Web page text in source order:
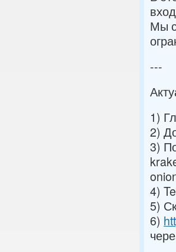
Мы
---
1)
2)
3)
4)
5)
6)